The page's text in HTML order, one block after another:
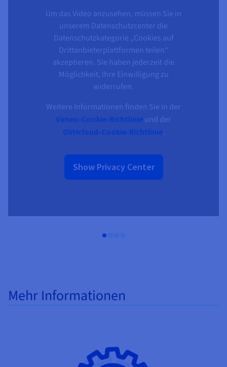
Um das Video anzusehen, müssen Sie in
unserem Datenschutzcenter die
Datenschutzkategorie „Cookies auf
Drittanbieterplattformen teilen“
akzeptieren. Sie haben jederzeit die
Möglichkeit, Ihre Einwilligung zu
widerrufen.
Weitere Informationen finden Sie in der
Vimeo-Cookie-Richtlinie und der
OVHcloud-Cookie-Richtlinie.
Show Privacy Center
Mehr Informationen